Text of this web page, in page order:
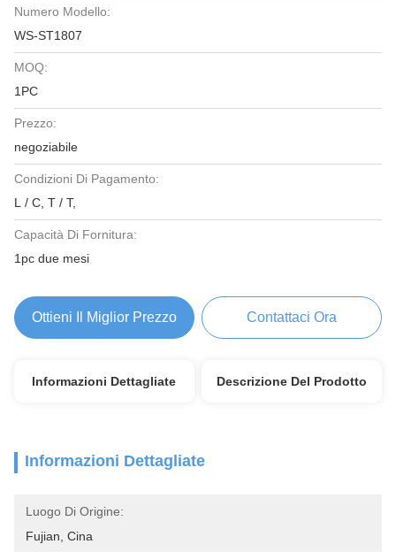
Numero Modello:
WS-ST1807
MOQ:
1PC
Prezzo:
negoziabile
Condizioni Di Pagamento:
L / C, T / T,
Capacità Di Fornitura:
1pc due mesi
Ottieni Il Miglior Prezzo Contattaci Ora
Informazioni Dettagliate Descrizione Del Prodotto
Informazioni Dettagliate
Luogo Di Origine:
Fujian, Cina